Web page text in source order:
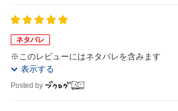
ネタバレ
※このレビューにはネタバレを含みます
表示する
Posted by